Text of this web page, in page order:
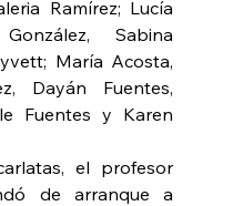
Ramírez; Lucía
Sabina
María Acosta,
Dayán Fuentes,
Fuentes y Karen
el profesor
de arranque a